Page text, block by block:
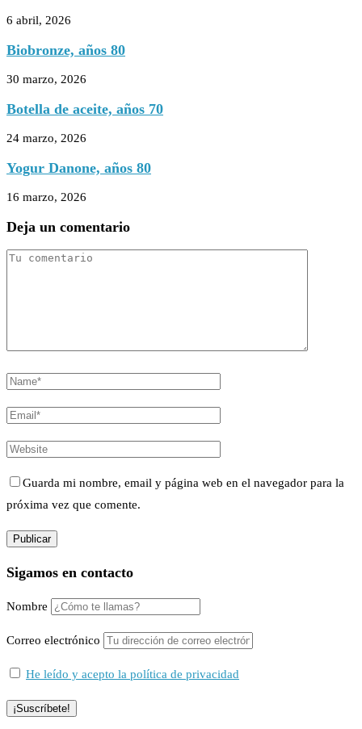
6 abril, 2026
Biobronze, años 80
30 marzo, 2026
Botella de aceite, años 70
24 marzo, 2026
Yogur Danone, años 80
16 marzo, 2026
Deja un comentario
Guarda mi nombre, email y página web en el navegador para la
próxima vez que comente.
Sigamos en contacto
Nombre
Correo electrónico
He leído y acepto la política de privacidad